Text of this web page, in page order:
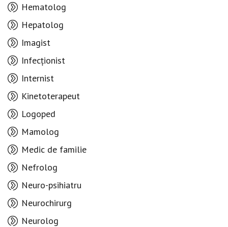
Hematolog
Hepatolog
Imagist
Infecționist
Internist
Kinetoterapeut
Logoped
Mamolog
Medic de familie
Nefrolog
Neuro-psihiatru
Neurochirurg
Neurolog